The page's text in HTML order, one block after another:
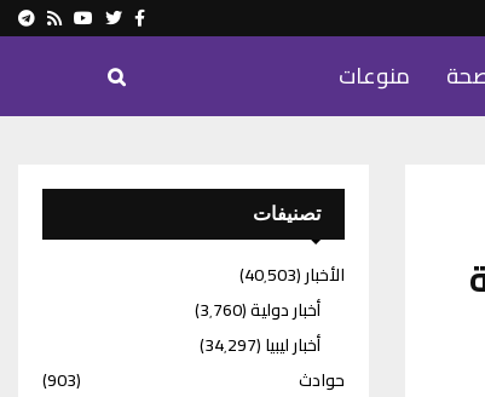
Facebook
Twitter
Youtube
Rss
منوعات
تصنيفات
الأخبار(40٬503)
أخبار دولية(3٬760)
أخبار ليبيا(34٬297)
حوادث
(903)